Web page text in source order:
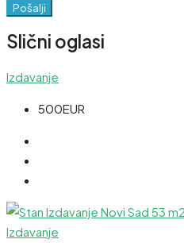
Pošalji
Slični oglasi
Izdavanje
500EUR
Izdavanje